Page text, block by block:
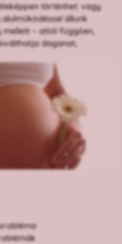
történhet: vagy
állunk
mellett – attól függően,
daganat,